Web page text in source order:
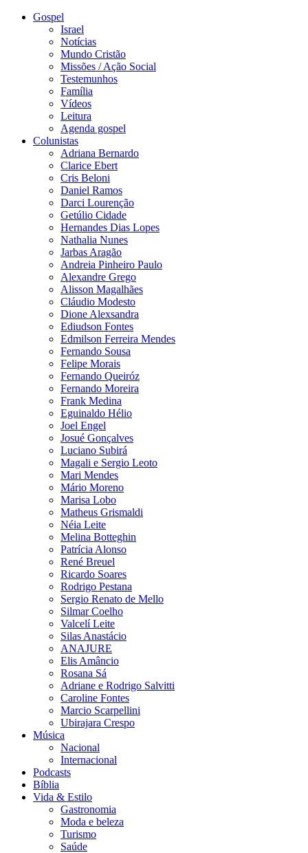
Gospel
Israel
Notícias
Mundo Cristão
Missões / Ação Social
Testemunhos
Família
Vídeos
Leitura
Agenda gospel
Colunistas
Adriana Bernardo
Clarice Ebert
Cris Beloni
Daniel Ramos
Darci Lourenção
Getúlio Cidade
Hernandes Dias Lopes
Nathalia Nunes
Jarbas Aragão
Andreia Pinheiro Paulo
Alexandre Grego
Alisson Magalhães
Cláudio Modesto
Dione Alexsandra
Ediudson Fontes
Edmilson Ferreira Mendes
Fernando Sousa
Felipe Morais
Fernando Queiróz
Fernando Moreira
Frank Medina
Eguinaldo Hélio
Joel Engel
Josué Gonçalves
Luciano Subirá
Magali e Sergio Leoto
Mari Mendes
Mário Moreno
Marisa Lobo
Matheus Grismaldi
Néia Leite
Melina Botteghin
Patrícia Alonso
René Breuel
Ricardo Soares
Rodrigo Pestana
Sergio Renato de Mello
Silmar Coelho
Valcelí Leite
Silas Anastácio
ANAJURE
Elis Amâncio
Rosana Sá
Adriane e Rodrigo Salvitti
Caroline Fontes
Marcio Scarpellini
Ubirajara Crespo
Música
Nacional
Internacional
Podcasts
Bíblia
Vida & Estilo
Gastronomia
Moda e beleza
Turismo
Saúde